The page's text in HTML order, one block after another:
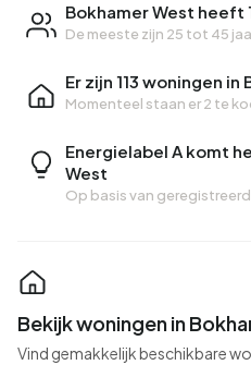
Bokhamer West heeft
De meeste zijn 25 tot 45
Er zijn 113 woningen in
Momenteel staan er2 te
Energielabel A komt
West
Op basis van
Bekijk woningen in
Vind gemakkelijk beschikbare